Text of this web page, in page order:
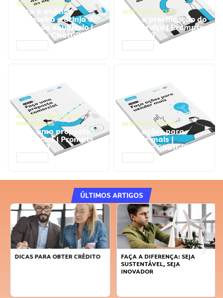
GESTÃO FINANCEIRA
Faça a análise
financeira e atinja o
ponto de equilíbrio |
Prompts ChatGPT
GESTÃO FINANCEIRA
Faça a precificação do
seu serviço | Prompts
ChatGPT
NEGÓCIOS, PROCESSOS
EMPRESARIAIS
Faça uma proposta
comercial | Prompts
ChatGPT
NEGÓCIOS, VENDAS
Faça ações para
vender mais |
Prompts ChatGPT
ÚLTIMOS ARTIGOS
DICAS PARA OBTER CRÉDITO
FAÇA A DIFERENÇA: SEJA
SUSTENTÁVEL, SEJA
INOVADOR